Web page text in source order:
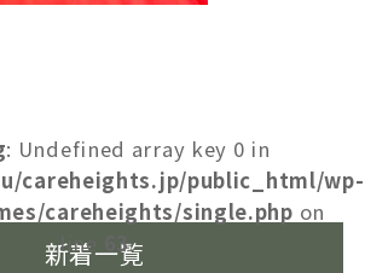
: Undefined array key 0 in
careheights.jp/public_html/wp-
careheights/single.php on
line
63
新着一覧